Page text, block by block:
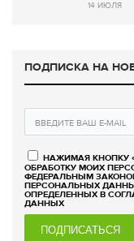
14 ИЮЛЯ
ПОДПИСКА НА
НАЖИМАЯ КНОПКУ
ОБРАБОТКУ МОИХ
ФЕДЕРАЛЬНЫМ
ПЕРСОНАЛЬНЫХ
ОПРЕДЕЛЕННЫХ В
ДАННЫХ
ПОДПИСАТЬСЯ